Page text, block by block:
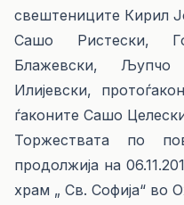
свештениците Кирил
Сашо Ристески,
Блажевски,
Илијевски,
ѓаконите Сашо
Торжествата по
продолжија на
храм „ Св. Софија“ во